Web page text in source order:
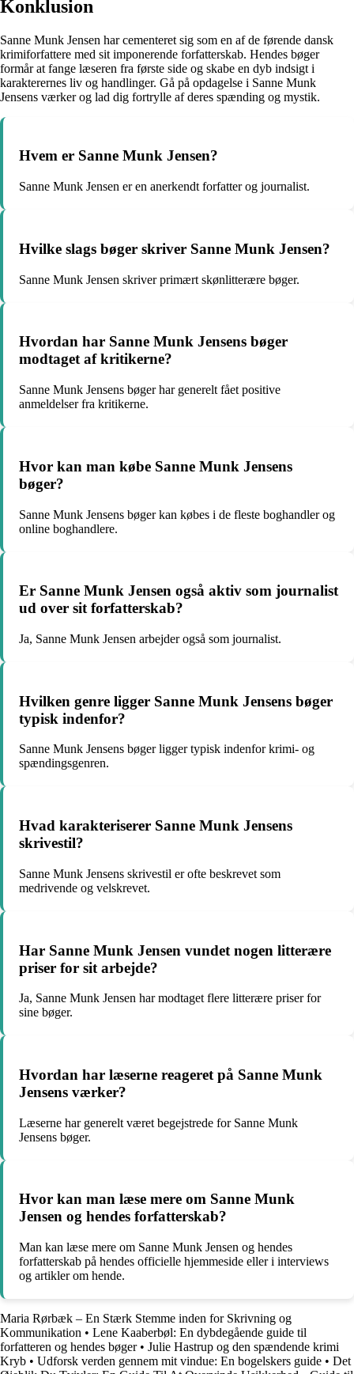
Konklusion
Sanne Munk Jensen har cementeret sig som en af de førende dansk
krimiforfattere med sit imponerende forfatterskab. Hendes bøger
formår at fange læseren fra første side og skabe en dyb indsigt i
karakterernes liv og handlinger. Gå på opdagelse i Sanne Munk
Jensens værker og lad dig fortrylle af deres spænding og mystik.
Hvem er Sanne Munk Jensen?
Sanne Munk Jensen er en anerkendt forfatter og journalist.
Hvilke slags bøger skriver Sanne Munk Jensen?
Sanne Munk Jensen skriver primært skønlitterære bøger.
Hvordan har Sanne Munk Jensens bøger
modtaget af kritikerne?
Sanne Munk Jensens bøger har generelt fået positive
anmeldelser fra kritikerne.
Hvor kan man købe Sanne Munk Jensens
bøger?
Sanne Munk Jensens bøger kan købes i de fleste boghandler og
online boghandlere.
Er Sanne Munk Jensen også aktiv som journalist
ud over sit forfatterskab?
Ja, Sanne Munk Jensen arbejder også som journalist.
Hvilken genre ligger Sanne Munk Jensens bøger
typisk indenfor?
Sanne Munk Jensens bøger ligger typisk indenfor krimi- og
spændingsgenren.
Hvad karakteriserer Sanne Munk Jensens
skrivestil?
Sanne Munk Jensens skrivestil er ofte beskrevet som
medrivende og velskrevet.
Har Sanne Munk Jensen vundet nogen litterære
priser for sit arbejde?
Ja, Sanne Munk Jensen har modtaget flere litterære priser for
sine bøger.
Hvordan har læserne reageret på Sanne Munk
Jensens værker?
Læserne har generelt været begejstrede for Sanne Munk
Jensens bøger.
Hvor kan man læse mere om Sanne Munk
Jensen og hendes forfatterskab?
Man kan læse mere om Sanne Munk Jensen og hendes
forfatterskab på hendes officielle hjemmeside eller i interviews
og artikler om hende.
Maria Rørbæk – En Stærk Stemme inden for Skrivning og
Kommunikation • Lene Kaaberbøl: En dybdegående guide til
forfatteren og hendes bøger• Julie Hastrup og den spændende krimi
Kryb • Udforsk verden gennem mit vindue: En bogelskers guide • Det